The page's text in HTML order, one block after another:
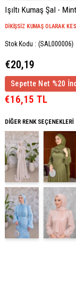
Işıltı Kumaş Şal -
DİKİŞSİZ KUMAŞ OLARAK
Stok Kodu (SAL000006)
€20,19
Sepette Net %20
€16,15 TL
DIĞER RENK SEÇENEKLERI